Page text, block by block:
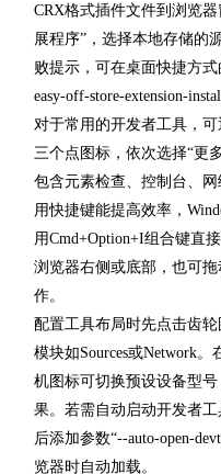
CRX格式插件文件到浏览
展程序”，选择本地存储的
败提示，可在桌面快捷方
easy-off-store-extension-
对于常用的开发者工具，
三个点图标，依次选择“更
包含元素检查、控制台、
用快捷键能提高效率，
用Cmd+Option+I组合键直
浏览器右侧或底部，也可
作。
配置工具布局时先点击齿
模块如Sources或Network
机图标可切换预设设备型
果。若需自动启动开发者
后添加参数“--auto-open-
览器时自动加载。